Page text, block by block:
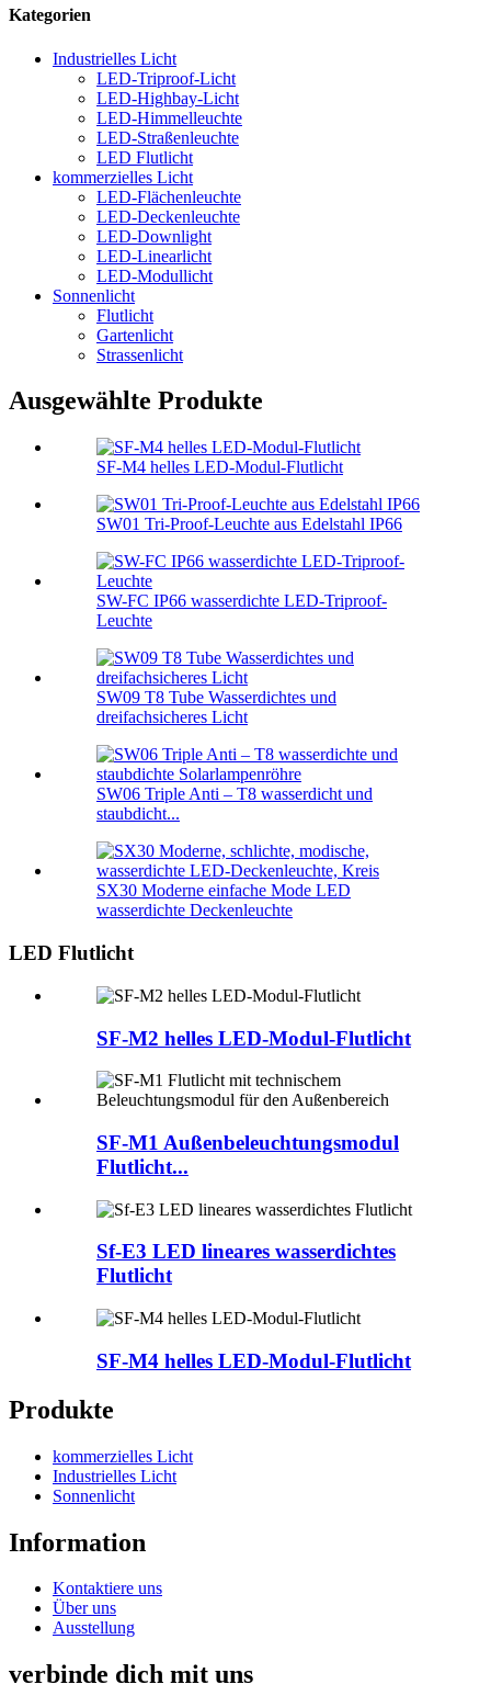
Kategorien
Industrielles Licht
LED-Triproof-Licht
LED-Highbay-Licht
LED-Himmelleuchte
LED-Straßenleuchte
LED Flutlicht
kommerzielles Licht
LED-Flächenleuchte
LED-Deckenleuchte
LED-Downlight
LED-Linearlicht
LED-Modullicht
Sonnenlicht
Flutlicht
Gartenlicht
Strassenlicht
Ausgewählte Produkte
SF-M4 helles LED-Modul-Flutlicht
SW01 Tri-Proof-Leuchte aus Edelstahl IP66
SW-FC IP66 wasserdichte LED-Triproof-
Leuchte
SW09 T8 Tube Wasserdichtes und
dreifachsicheres Licht
SW06 Triple Anti – T8 wasserdicht und
staubdicht...
SX30 Moderne einfache Mode LED
wasserdichte Deckenleuchte
LED Flutlicht
SF-M2 helles LED-Modul-Flutlicht
SF-M1 Außenbeleuchtungsmodul
Flutlicht...
Sf-E3 LED lineares wasserdichtes
Flutlicht
SF-M4 helles LED-Modul-Flutlicht
Produkte
kommerzielles Licht
Industrielles Licht
Sonnenlicht
Information
Kontaktiere uns
Über uns
Ausstellung
verbinde dich mit uns